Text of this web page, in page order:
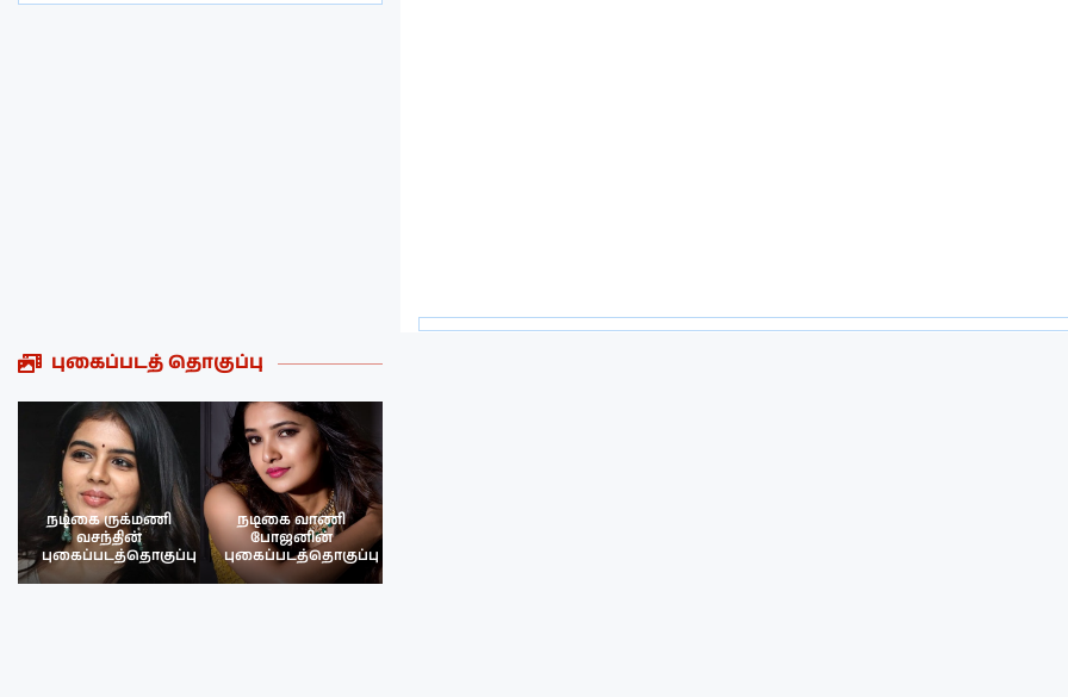
புகைப்படத் தொகுப்பு
நடிகை ருக்மணி
வசந்தின்
புகைப்படத்தொகுப்பு
நடிகை வாணி
போஜனின்
புகைப்படத்தொகுப்பு